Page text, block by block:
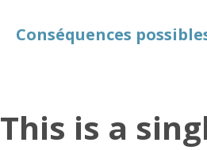
Conséquences
This is a